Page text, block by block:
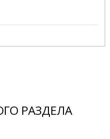
РАЗДЕЛА